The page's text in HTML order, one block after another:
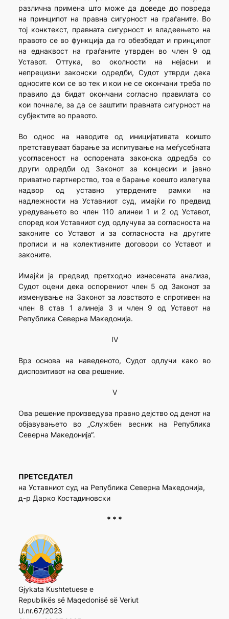
различна примена што може да доведе до повреда
на принципот на правна сигурност на граѓаните. Во
тој конктекст, правната сигурност и владеењето на
правото се во функција да го обезбедат и принципот
на еднаквост на граѓаните утврден во член 9 од
Уставот. Оттука, во околности на нејасни и
непрецизни законски одредби, Судот утврди дека
односите кои се во тек и кои не се окончани треба по
правило да бидат окончани согласно правилата со
кои почнале, за да се заштити правната сигурност на
субјектите во правото.
Во однос на наводите од иницијативата коишто
претставуваат барање за испитување на меѓусебната
усогласеност на оспорената законска одредба со
други одредби од Законот за концесии и јавно
приватно партнерство, тоа е барање коешто излегува
надвор од уставно утврдените рамки на
надлежности на Уставниот суд, имајќи го предвид
уредувањето во член 110 алинеи 1 и 2 од Уставот,
според кои Уставниот суд одлучува за согласноста на
законите со Уставот и за согласноста на другите
прописи и на колективните договори со Уставот и
законите.
Имајќи ја предвид претходно изнесената анализа,
Судот оцени дека оспорениот член 5 од Законот за
изменување на Законот за ловството е спротивен на
член 8 став 1 алинеја 3 и член 9 од Уставот на
Република Северна Македонија.
IV
Врз основа на наведеното, Судот одлучи како во
диспозитивот на ова решение.
V
Ова решение произведува правно дејство од денот на
објавувањето во „Службен весник на Република
Северна Македонија“.
ПРЕТСЕДАТЕЛ
на Уставниот суд на Република Северна Македонија,
д-р Дарко Костадиновски
* * *
Gjykata Kushtetuese e
Republikës së Maqedonisë së Veriut
U.nr.67/2023